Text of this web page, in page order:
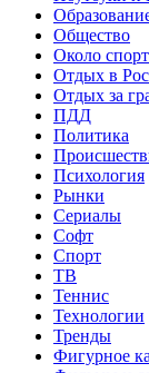
Общество
Около
Отдых в
Отдых за
ПДД
Политика
Психология
Рынки
Сериалы
Софт
Спорт
ТВ
Теннис
Технологии
Тренды
Фигурное